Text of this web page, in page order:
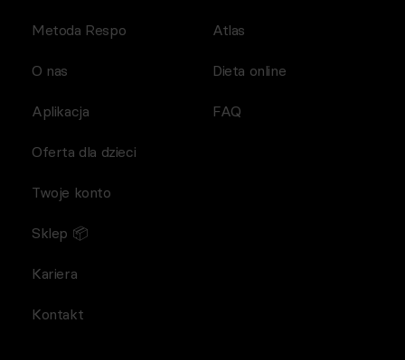
Metoda Respo
O nas
Aplikacja
Atlas
Dieta online
FAQ
Oferta dla dzieci
Twoje konto
Sklep 📦
Kariera
Kontakt